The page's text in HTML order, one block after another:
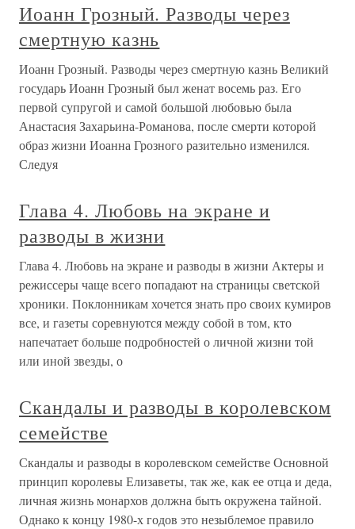
Иоанн Грозный. Разводы через
смертную казнь
Иоанн Грозный. Разводы через смертную казнь Великий
государь Иоанн Грозный был женат восемь раз. Его
первой супругой и самой большой любовью была
Анастасия Захарьина-Романова, после смерти которой
образ жизни Иоанна Грозного разительно изменился.
Следуя
Глава 4. Любовь на экране и
разводы в жизни
Глава 4. Любовь на экране и разводы в жизни Актеры и
режиссеры чаще всего попадают на страницы светской
хроники. Поклонникам хочется знать про своих кумиров
все, и газеты соревнуются между собой в том, кто
напечатает больше подробностей о личной жизни той
или иной звезды, о
Скандалы и разводы в королевском
семействе
Скандалы и разводы в королевском семействе Основной
принцип королевы Елизаветы, так же, как ее отца и деда,
личная жизнь монархов должна быть окружена тайной.
Однако к концу 1980-х годов это незыблемое правило